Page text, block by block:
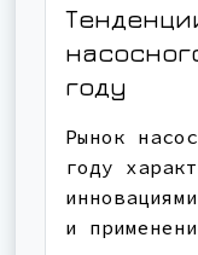
году
Рынок
году
и